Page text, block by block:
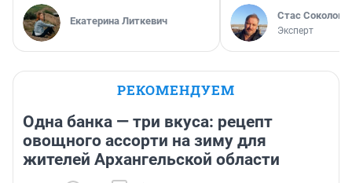
Екатерина Литкевич Стас Соколов
Эксперт
РЕКОМЕНДУЕМ
Одна банка — три вкуса: рецепт
овощного ассорти на зиму для
жителей Архангельской области